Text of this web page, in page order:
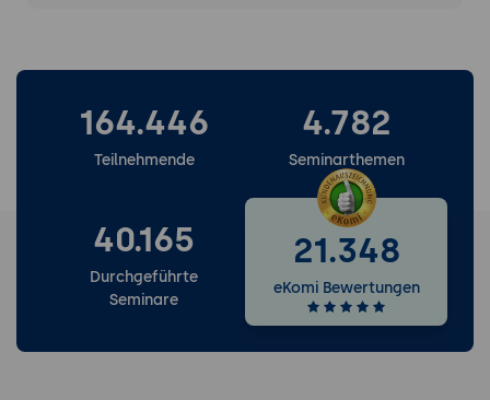
164.446
Teilnehmende
4.782
Seminarthemen
40.165
Durchgeführte
Seminare
21.348
eKomi Bewertungen